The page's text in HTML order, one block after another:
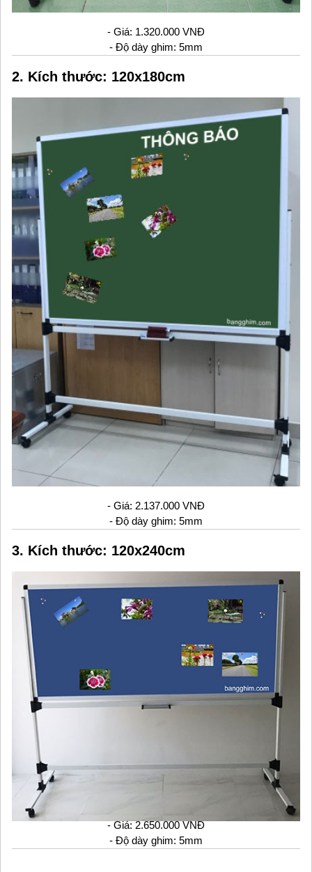
- Giá: 1.320.000 VNĐ
- Độ dày ghim: 5mm
2. Kích thước: 120x180cm
- Giá: 2.137.000 VNĐ
- Độ dày ghim: 5mm
3. Kích thước: 120x240cm
- Giá: 2.650.000 VNĐ
- Độ dày ghim: 5mm